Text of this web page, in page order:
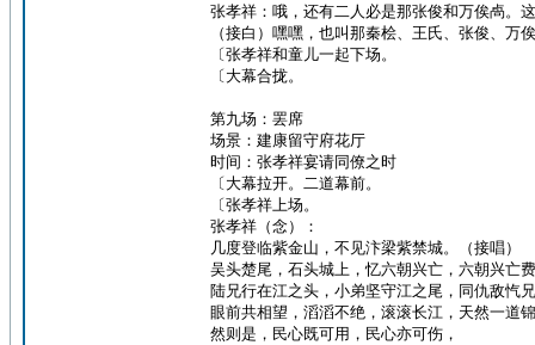
张孝祥：哦，还有二人必是那张俊和万俟卨。
（接白）嘿嘿，也叫那秦桧、王氏、张俊、万
〔张孝祥和童儿一起下场。
〔大幕合拢。
第九场：罢席
场景：建康留守府花厅
时间：张孝祥宴请同僚之时
〔大幕拉开。二道幕前。
〔张孝祥上场。
张孝祥（念）：
几度登临紫金山，不见汴梁紫禁城。（接唱）
吴头楚尾，石头城上，忆六朝兴亡，六朝兴亡
陆兄行在江之头，小弟坚守江之尾，同仇敌忾
眼前共相望，滔滔不绝，滚滚长江，天然一道
然则是，民心既可用，民心亦可伤，